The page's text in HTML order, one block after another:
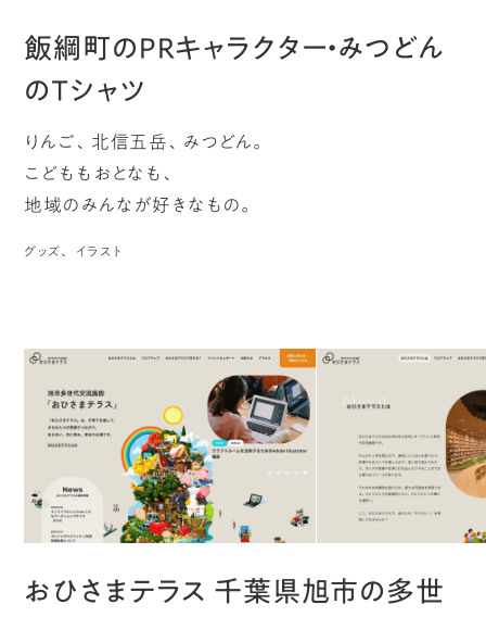
飯綱町のPRキャラクター・みつどん
のTシャツ
りんご、北信五岳、みつどん。
こどももおとなも、
地域のみんなが好きなもの。
グッズ イラスト
おひさまテラス 千葉県旭市の多世